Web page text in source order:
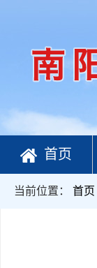
首页
当前位置： 首页